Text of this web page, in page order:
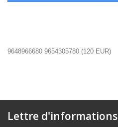
9648966680 9654305780 (120 EUR)
Lettre d'informations